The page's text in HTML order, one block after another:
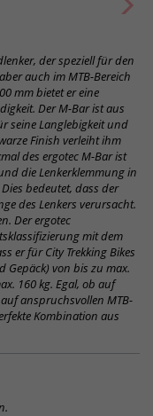
der speziell für den
auch im MTB-Bereich
mm bietet er eine
Der M-Bar ist aus
seine Langlebigkeit und
Finish verleiht ihm
des ergotec M-Bar ist
die Lenkerklemmung in
bedeutet, dass der
des Lenkers verursacht.
Der ergotec
mit dem
er für City Trekking Bikes
Gepäck) von bis zu max.
160 kg. Egal, ob auf
anspruchsvollen MTB-
Kombination aus